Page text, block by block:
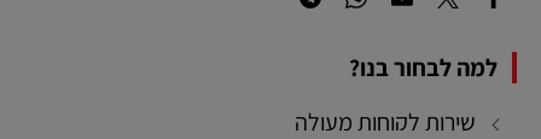
למה לבחור בנו?
שירות לקוחות מעולה